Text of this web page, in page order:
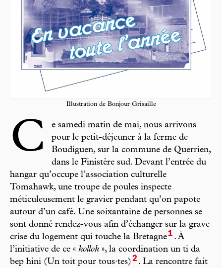
Illustration de Bonjour Grisaille
C
e samedi matin de mai, nous arrivons
pour le petit-déjeuner à la ferme de
Boudiguen, sur la commune de Querrien,
dans le Finistère sud. Devant l’entrée du
hangar qu’occupe l’association culturelle
Tomahawk, une troupe de poules inspecte
méticuleusement le gravier pendant qu’on papote
autour d’un café. Une soixantaine de personnes se
sont donné rendez-vous afin d’échanger sur la grave
crise du logement qui touche la Bretagne1 . À
l’initiative de ce « kollok », la coordination un ti da
bep hini (Un toit pour tous·tes)2 . La rencontre fait